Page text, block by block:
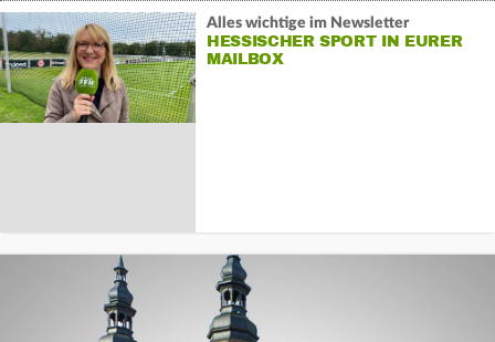
Alles wichtige im Newsletter
HESSISCHER SPORT IN EURER
MAILBOX